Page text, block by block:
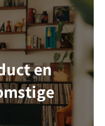
en